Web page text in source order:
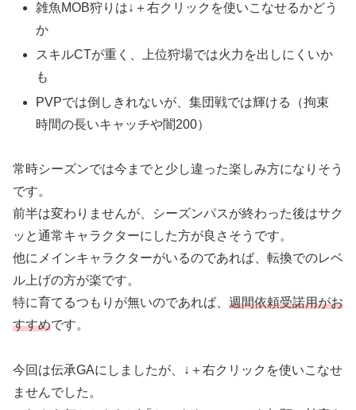
雑魚MOB狩りは↓＋右クリックを使いこなせるかどう
か
スキルCTが重く、上位狩場では火力を出しにくいか
も
PVPでは倒しきれないが、集団戦では輝ける（拘束
時間の長いキャッチや闇200）
常時シーズンでは今までと少し違った楽しみ方になりそう
です。
前半は変わりませんが、シーズンパスが終わった後はサク
ッと通常キャラクターにした方が良さそうです。
他にメインキャラクターがいるのであれば、転換でのレベ
ル上げの方が楽です。
特に育てるつもりが無いのであれば、 週間依頼受諾用がお
すすめです。
今回は伝承GAにしましたが、↓＋右クリックを使いこなせ
ませんでした。